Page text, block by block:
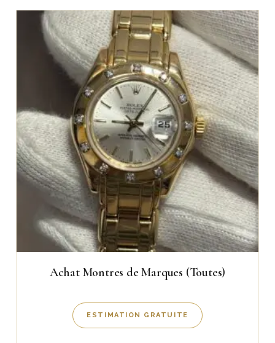
Achat Montres de Marques (Toutes)
ESTIMATION GRATUITE